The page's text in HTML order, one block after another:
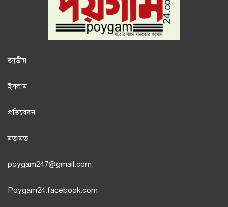
জাতীয়
ইসলাম
প্রতিবেদন
মতামত
poygam247@gmail.com.
Poygam24.facebook.com